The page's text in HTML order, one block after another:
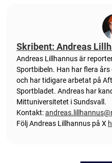
Skribent: Andreas
Andreas Lillhannus är
Sportbibeln. Han har flera
och har tidigare arbetat på
Sportbladet. Andreas har
Mittuniversitetet i Sundsvall.
Kontakt:
Följ Andreas Lillhannus på X